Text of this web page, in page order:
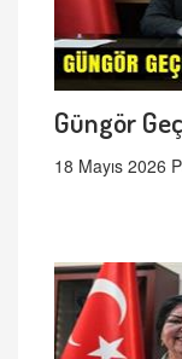
Güngör
18 Mayıs 2026